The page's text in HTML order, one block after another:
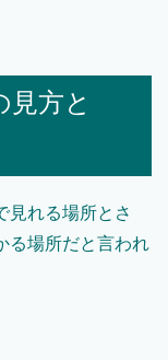
方と
見れる場所とさ
る場所だと言われ